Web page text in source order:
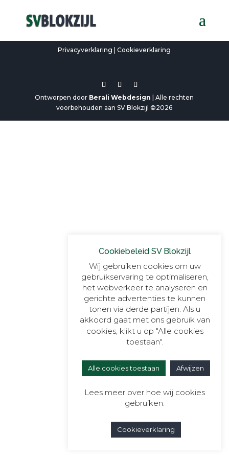
Privacyverklaring |Cookieverklaring
Ontworpen door Berali Webdesign | Alle rechten
voorbehouden aan SV Blokzijl ©2026
Cookiebeleid SV Blokzijl
Wij gebruiken cookies om uw
gebruikservaring te optimaliseren,
het webverkeer te analyseren en
gerichte advertenties te kunnen
tonen via derde partijen. Als u
akkoord gaat met ons gebruik van
cookies, klikt u op "Alle cookies
toestaan".
Alle cookies toestaan Afwijzen
Lees meer over hoe wij cookies
gebruiken.
Cookieverklaring